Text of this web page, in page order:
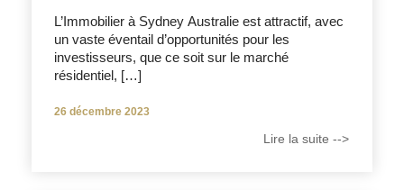
L’Immobilier à Sydney Australie est attractif, avec
un vaste éventail d’opportunités pour les
investisseurs, que ce soit sur le marché
résidentiel, […]
26 décembre 2023
Lire la suite -->